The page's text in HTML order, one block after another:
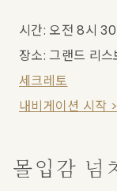
시간: 오전 8시
장소: 그랜드 리
세크레토
내비게이션 시작 >
몰입감 넘